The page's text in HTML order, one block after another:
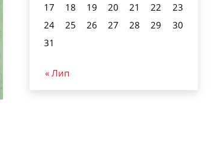
17
18 19 20 21 22
23
24
25 26 27 28 29
30
31
« Лип